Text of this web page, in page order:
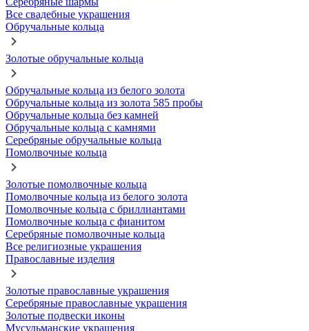
Все свадебные украшения
Обручальные кольца
Золотые обручальные кольца
Обручальные кольца из белого золота
Обручальные кольца из золота 585 пробы
Обручальные кольца без камней
Обручальные кольца с камнями
Серебряные обручальные кольца
Помолвочные кольца
Золотые помолвочные кольца
Помолвочные кольца из белого золота
Помолвочные кольца с бриллиантами
Помолвочные кольца с фианитом
Серебряные помолвочные кольца
Все религиозные украшения
Православные изделия
Золотые православные украшения
Серебряные православные украшения
Золотые подвески иконы
Мусульманские украшения